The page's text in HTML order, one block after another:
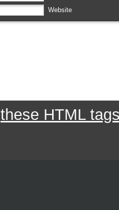
Website
these HTML